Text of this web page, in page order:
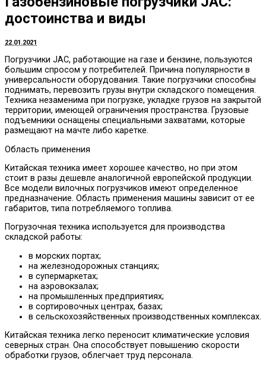
достоинства и виды
22.01.2021
Погрузчики JAC, работающие на газе и бензине, пользуются
большим спросом у потребителей. Причина популярности в
универсальности оборудования. Такие погрузчики способны
поднимать, перевозить грузы внутри складского помещения.
Техника незаменима при погрузке, укладке грузов на закрытой
территории, имеющей ограничения пространства. Грузовые
подъемники оснащены специальными захватами, которые
размещают на мачте либо каретке.
Область применения
Китайская техника имеет хорошее качество, но при этом
стоит в разы дешевле аналогичной европейской продукции.
Все модели вилочных погрузчиков имеют определенное
предназначение. Область применения машины зависит от ее
габаритов, типа потребляемого топлива.
Погрузочная техника используется для производства
складской работы:
в морских портах;
на железнодорожных станциях;
в супермаркетах;
на аэровокзалах;
на промышленных предприятиях;
в сортировочных центрах, базах;
в сельскохозяйственных производственных комплексах.
Китайская техника легко переносит климатические условия
северных стран. Она способствует повышению скорости
обработки грузов, облегчает труд персонала.